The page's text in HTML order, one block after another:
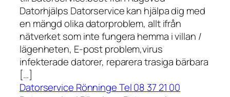
Datorhjälps Datorservice kan hjälpa dig med
en mängd olika datorproblem, allt ifrån
nätverket som inte fungera hemma i villan /
lägenheten, E-post problem,virus
infekterade datorer, reparera trasiga bärbara
[…]
Datorservice Rönninge Tel 08 37 21 00